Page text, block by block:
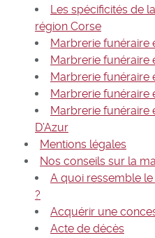
Les spécificités de
région Corse
Marbrerie funéraire
Marbrerie funéraire
Marbrerie funéraire
Marbrerie funéraire
Marbrerie funéraire
D’Azur
Mentions légales
Nos conseils sur la
A quoi ressemble
?
Acquérir une
Acte de décès